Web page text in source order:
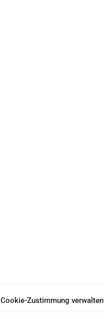
Cookie-Zustimmung verwalten